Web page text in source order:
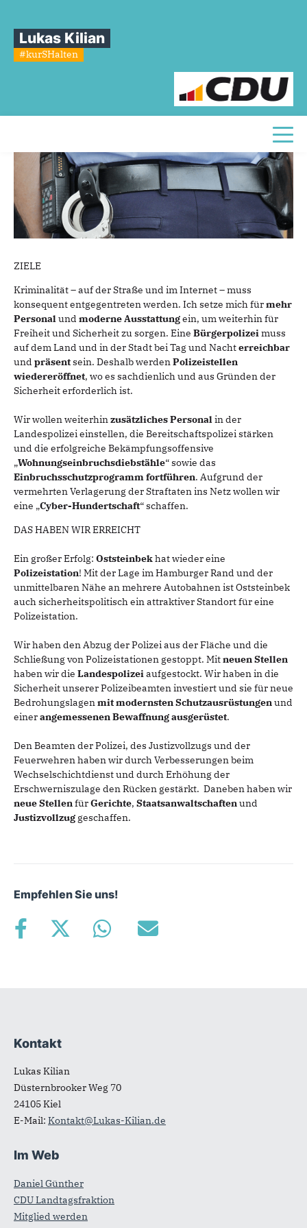
Lukas Kilian
#kurSHalten
Sie sind hier
InnereSicherheit
ZIELE
Kriminalität – auf der Straße und im Internet – muss
konsequent entgegentreten werden. Ich setze mich fürmehr
Personalund moderne Ausstattungein, um weiterhin für
Freiheit und Sicherheit zu sorgen. Eine Bürgerpolizeimuss
auf dem Land und in der Stadt bei Tag und Nachterreichbar
und präsentsein. Deshalb werdenPolizeistellen
wiedereröffnet, wo es sachdienlich und aus Gründen der
Sicherheit erforderlich ist.
Wir wollen weiterhinzusätzliches Personalin der
Landespolizei einstellen, die Bereitschaftspolizei stärken
und die erfolgreiche Bekämpfungsoffensive
„Wohnungseinbruchsdiebstähle“ sowie das
Einbruchsschutzprogramm fortführen. Aufgrund der
vermehrten Verlagerung der Straftaten ins Netz wollen wir
eine „Cyber-Hundertschaft“ schaffen.
DAS HABEN WIR ERREICHT
Ein großer Erfolg: Oststeinbekhat wieder eine
Polizeistation! Mit der Lage im Hamburger Rand und der
unmittelbaren Nähe an mehrere Autobahnen ist Oststeinbek
auch sicherheitspolitisch ein attraktiver Standort für eine
Polizeistation.
Wir haben den Abzug der Polizei aus der Fläche und die
Schließung von Polizeistationen gestoppt. Mitneuen Stellen
haben wir die Landespolizeiaufgestockt. Wir haben in die
Sicherheit unserer Polizeibeamten investiert und sie für neue
Bedrohungslagenmit modernsten Schutzausrüstungenund
einerangemessenen Bewaffnungausgerüstet.
Den Beamten der Polizei, des Justizvollzugs und der
Feuerwehren haben wir durch Verbesserungen beim
Wechselschichtdienst und durch Erhöhung der
Erschwerniszulage den Rücken gestärkt. Daneben haben wir
neue StellenfürGerichte, Staatsanwaltschaftenund
Justizvollzug geschaffen.
Empfehlen Sie uns!
Fußbereich
Kontakt
Lukas Kilian
Düsternbrooker Weg 70
24105Kiel
E-Mail: Kontakt@Lukas-Kilian.de
Im Web
Daniel Günther
CDU Landtagsfraktion
Mitglied werden